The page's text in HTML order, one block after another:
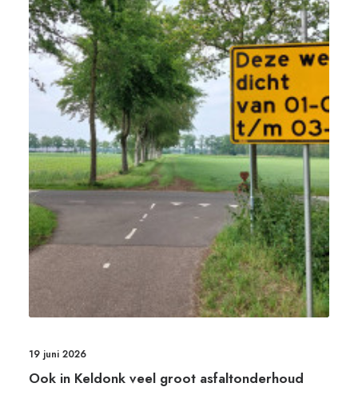
19 juni 2026
Ook in Keldonk veel groot asfaltonderhoud